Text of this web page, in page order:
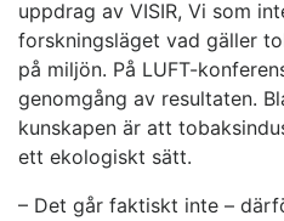
uppdrag av VISIR, Vi som
forskningsläget vad gäller
på miljön. På LUFT-
genomgång av resultaten.
kunskapen är att
ett ekologiskt sätt.
– Det går faktiskt inte –